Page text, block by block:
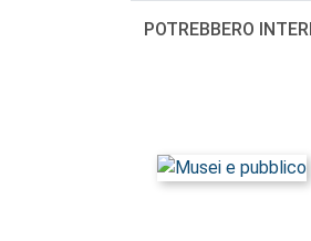
POTREBBERO